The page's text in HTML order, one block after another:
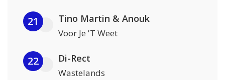
21 Tino Martin & Anouk
Voor Je 'T Weet
22 Di-Rect
Wastelands